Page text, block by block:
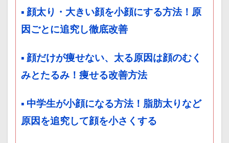
▪ 顔太り・大きい顔を小顔にする方法！原
因ごとに追究し徹底改善
▪ 顔だけが痩せない、太る原因は顔のむく
みとたるみ！痩せる改善方法
▪ 中学生が小顔になる方法！脂肪太りなど
原因を追究して顔を小さくする